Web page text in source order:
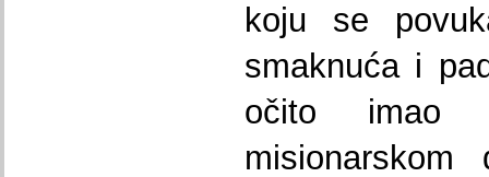
koju se
smaknuća i
očito imao
misionarskom